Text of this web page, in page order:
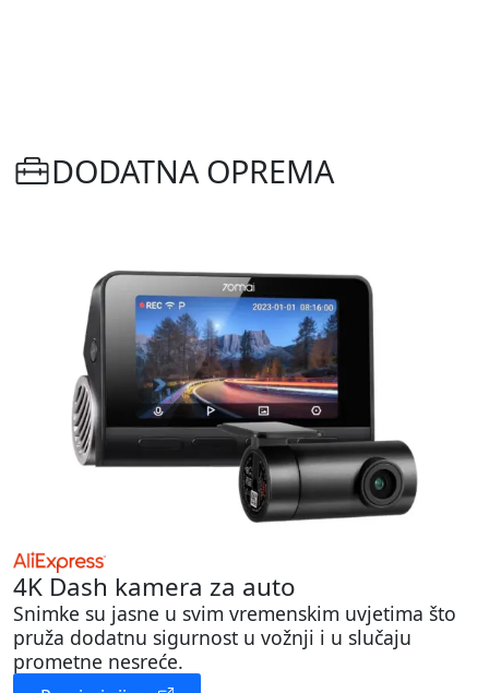
DODATNA OPREMA
4K Dash kamera za auto
Snimke su jasne u svim vremenskim uvjetima što
pruža dodatnu sigurnost u vožnji i u slučaju
prometne nesreće.